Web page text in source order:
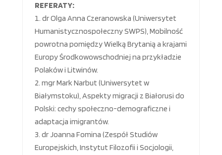
REFERATY:
dr Olga Anna Czeranowska (Uniwersytet
Humanistycznospołeczny SWPS), Mobilność
powrotna pomiędzy Wielką Brytanią a krajami
Europy Środkowowschodniej na przykładzie
Polaków i Litwinów.
mgr Mark Narbut (Uniwersytet w
Białymstoku), Aspekty migracji z Białorusi do
Polski: cechy społeczno-demograficzne i
adaptacja imigrantów.
dr Joanna Fomina (Zespół Studiów
Europejskich, Instytut Filozofii i Socjologii,